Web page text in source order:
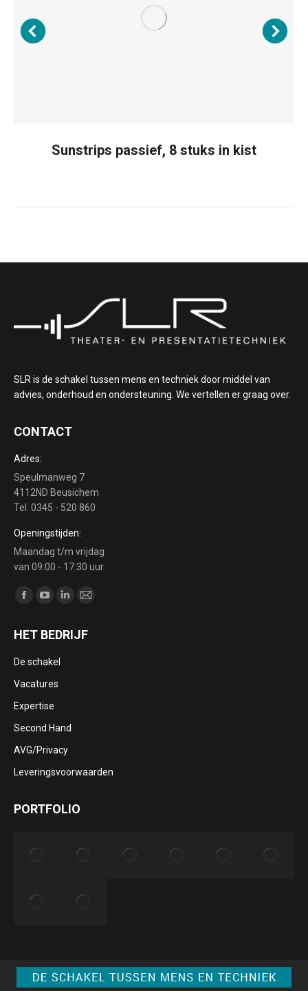
Sunstrips passief, 8 stuks in kist
SLR is de schakel tussen mens en techniek door middel van
advies, onderhoud en ondersteuning. We vertellen er graag over.
CONTACT
Adres:
Speulmanweg 7
4112ND Beusichem
Tel. 0345 - 520 860
Openingstijden:
Maandag t/m vrijdag
van 09:00 - 17:30 uur
Vind ons op:
Facebook
opens
YouTube
opens
in
Linkedin
opens
Mail
opens
HET BEDRIJF
De schakel
Vacatures
Expertise
Second Hand
AVG/Privacy
Leveringsvoorwaarden
PORTFOLIO